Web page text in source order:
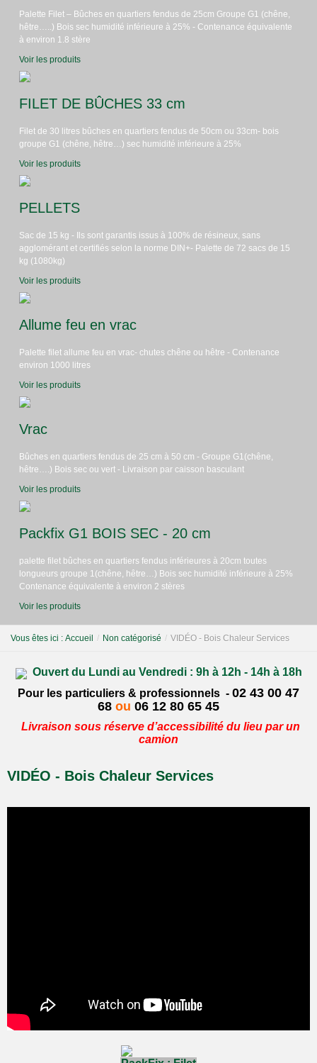
Palette Filet – Bûches en quartiers fendus de 25cm Groupe G1 (chêne,
hêtre…..) Bois sec humidité inférieure à 25% - Contenance équivalente
à environ 1.8 stère
Voir les produits
FILET DE BÛCHES 33 cm
Filet de 30 litres bûches en quartiers fendus de 50cm ou 33cm- bois
groupe G1 (chêne, hêtre…) sec humidité inférieure à 25%
Voir les produits
PELLETS
Sac de 15 kg - Ils sont garantis issus à 100% de résineux, sans
agglomérant et certifiés selon la norme DIN+- Palette de 72 sacs de 15
kg (1080kg)
Voir les produits
Allume feu en vrac
Palette filet allume feu en vrac- chutes chêne ou hêtre - Contenance
environ 1000 litres
Voir les produits
Vrac
Bûches en quartiers fendus de 25 cm à 50 cm - Groupe G1(chêne,
hêtre….) Bois sec ou vert - Livraison par caisson basculant
Voir les produits
Packfix G1 BOIS SEC - 20 cm
palette filet bûches en quartiers fendus inférieures à 20cm toutes
longueurs groupe 1(chêne, hêtre…) Bois sec humidité inférieure à 25%
Contenance équivalente à environ 2 stères
Voir les produits
Vous êtes ici : Accueil / Non catégorisé / VIDÉO - Bois Chaleur Services
Ouvert du Lundi au Vendredi : 9h à 12h - 14h à 18h
Pour les particuliers & professionnels - 02 43 00 47
68 ou 06 12 80 65 45
Livraison sous réserve d’accessibilité du lieu par un
camion
VIDÉO - Bois Chaleur Services